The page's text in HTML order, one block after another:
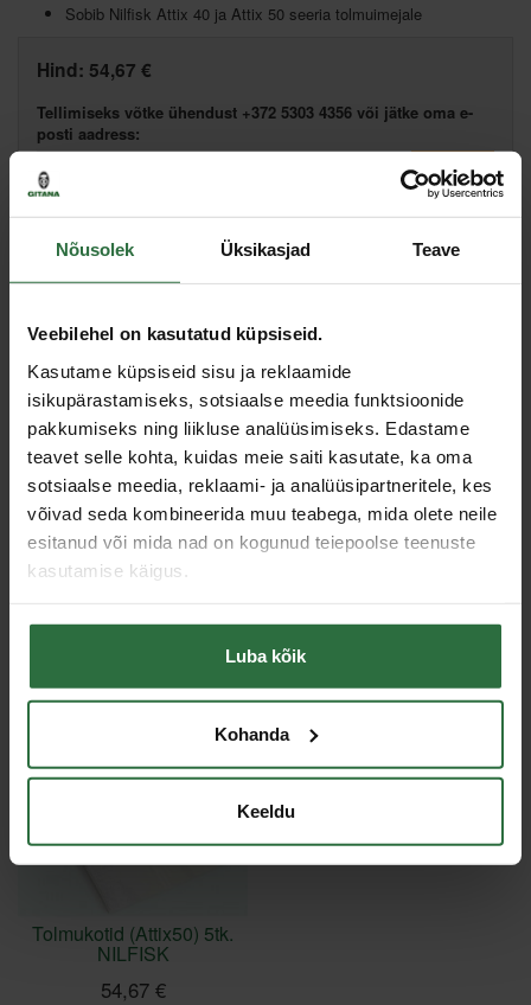
Nõusolek Üksikasjad Teave
Veebilehel on kasutatud küpsiseid.
Kasutame küpsiseid sisu ja reklaamide
isikupärastamiseks, sotsiaalse meedia funktsioonide
pakkumiseks ning liikluse analüüsimiseks. Edastame
teavet selle kohta, kuidas meie saiti kasutate, ka oma
sotsiaalse meedia, reklaami- ja analüüsipartneritele, kes
võivad seda kombineerida muu teabega, mida olete neile
esitanud või mida nad on kogunud teiepoolse teenuste
kasutamise käigus.
Luba kõik
Kohanda
Keeldu
Sobib Nilfisk Attix 40 ja Attix 50 seeria tolmuimejale
Hind: 54,67 €
Tellimiseks võtke ühendust +372 5303 4356 või jätke oma e-
posti aadress:
Lisa võrdlusesse Soovita hinda
Spetsifikatsioon
Sobib mudelitele Attix 50-01/21 PC, Attix 50-21 XC
Sarnased tooted
Toodete loendi laadimine ebaõnnestus.
Tolmukotid (Attix50) 5tk.
NILFISK
54,67 €